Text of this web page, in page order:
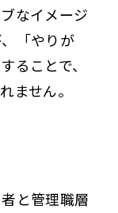
なイメージ
「やりが
ることで、
ません。
と管理職層